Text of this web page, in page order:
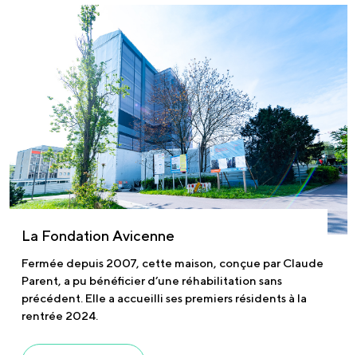
La Fondation Avicenne
Fermée depuis 2007, cette maison, conçue par Claude
Parent, a pu bénéficier d’une réhabilitation sans
précédent. Elle a accueilli ses premiers résidents à la
rentrée 2024.